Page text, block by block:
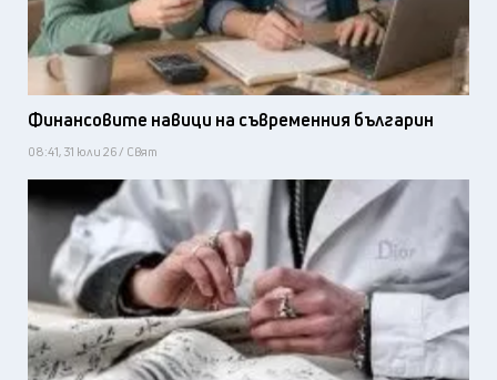
Финансовите навици на съвременния българин
08:41, 31 юли 26 / Свят